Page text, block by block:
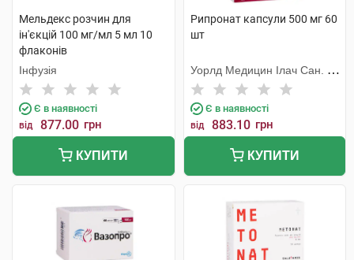
Мельдекс розчин для
ін'єкцій 100 мг/мл 5 мл 10
флаконів
Інфузія
Є в наявності
від 877.00 грн
КУПИТИ
Рипронат капсули 500 мг 60
шт
Уорлд Медицин Ілач Сан. Ве
Тідж
Є в наявності
від 883.10 грн
КУПИТИ